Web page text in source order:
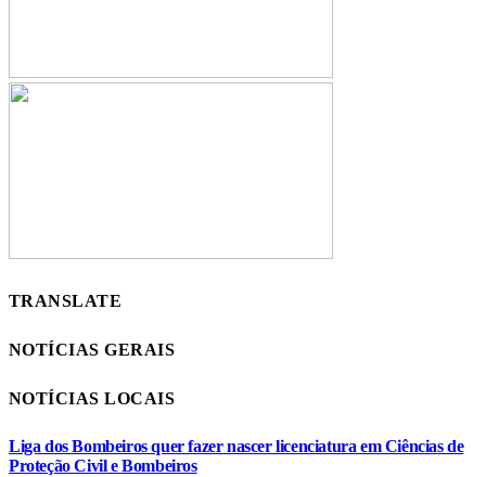
TRANSLATE
NOTÍCIAS GERAIS
NOTÍCIAS LOCAIS
Liga dos Bombeiros quer fazer nascer licenciatura em Ciências de
Proteção Civil e Bombeiros